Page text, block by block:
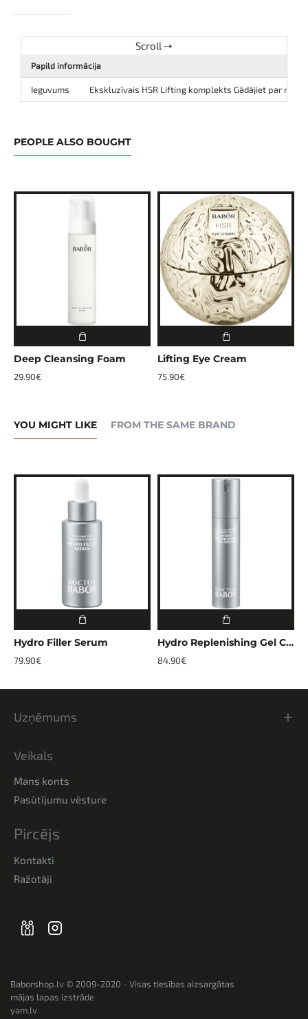
Papild informācija
Ieguvums Ekskluzīvais HSR Lifting komplekts Gādājiet par
PEOPLE ALSO BOUGHT
Deep Cleansing Foam
29.90€
Lifting Eye Cream
75.90€
YOU MIGHT LIKE FROM THE SAME BRAND
Hydro Filler Serum
79.90€
Hydro Replenishing Gel Cream
84.90€
Uzņēmums
Veikals
Mans konts
Pasūtījumu vēsture
Pircējs
Kontakti
Ražotāji
Baborshop.lv © 2009-2020 - Visas tiesības aizsargātas
mājas lapas izstrāde
yam.lv